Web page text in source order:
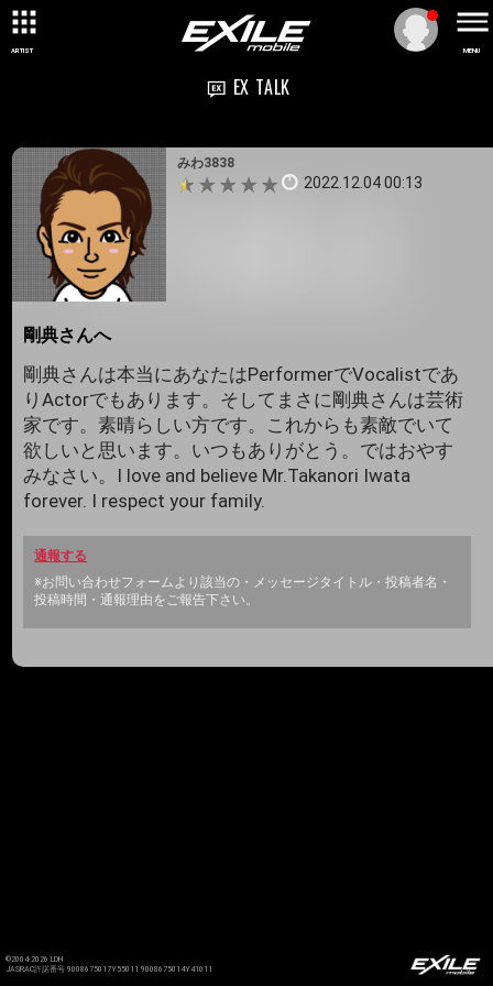
ARTIST MENU
EX TALK
みわ3838
2022.12.04 00:13
剛典さんへ
剛典さんは本当にあなたはPerformerでVocalistであ
りActorでもあります。そしてまさに剛典さんは芸術
家です。素晴らしい方です。これからも素敵でいて
欲しいと思います。いつもありがとう。ではおやす
みなさい。I love and believe Mr.Takanori Iwata
forever. I respect your family.
通報する
※お問い合わせフォームより該当の・メッセージタイトル・投稿者名・
投稿時間・通報理由をご報告下さい。
©2004-2026 LDH
JASRAC許諾番号 9008675017Y55011 9008675014Y41011